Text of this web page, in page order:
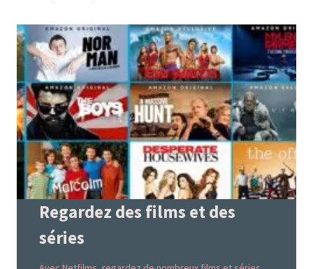
Regardez des films et des
séries